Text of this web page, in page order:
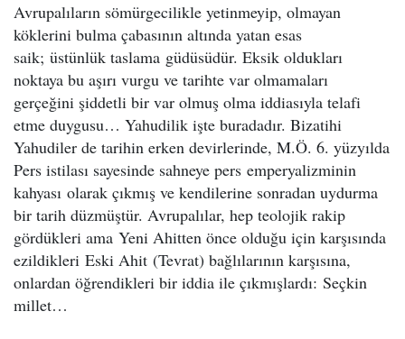
Avrupalıların sömürgecilikle yetinmeyip, olmayan
köklerini bulma çabasının altında yatan esas
saik; üstünlük taslama güdüsüdür. Eksik oldukları
noktaya bu aşırı vurgu ve tarihte var olmamaları
gerçeğini şiddetli bir var olmuş olma iddiasıyla telafi
etme duygusu… Yahudilik işte buradadır. Bizatihi
Yahudiler de tarihin erken devirlerinde, M.Ö. 6. yüzyılda
Pers istilası sayesinde sahneye pers emperyalizminin
kahyası olarak çıkmış ve kendilerine sonradan uydurma
bir tarih düzmüştür. Avrupalılar, hep teolojik rakip
gördükleri ama Yeni Ahitten önce olduğu için karşısında
ezildikleri Eski Ahit (Tevrat) bağlılarının karşısına,
onlardan öğrendikleri bir iddia ile çıkmışlardı: Seçkin
millet…